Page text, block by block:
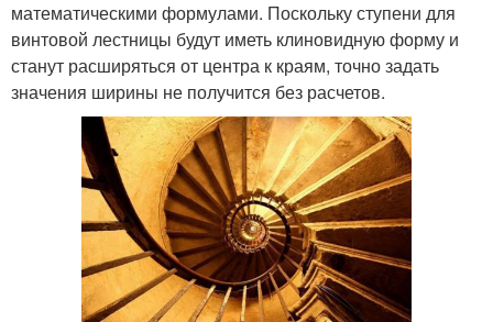
математическими формулами. Поскольку ступени для
винтовой лестницы будут иметь клиновидную форму и
станут расширяться от центра к краям, точно задать
значения ширины не получится без расчетов.